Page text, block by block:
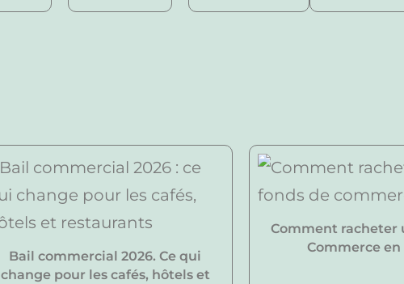
Bail commercial 2026. Ce qui
change pour les cafés, hôtels et
Comment racheter
Commerce en